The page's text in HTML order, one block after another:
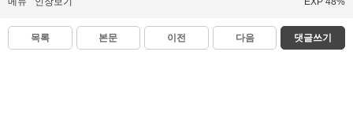
목록 본문 이전 다음 댓글쓰기